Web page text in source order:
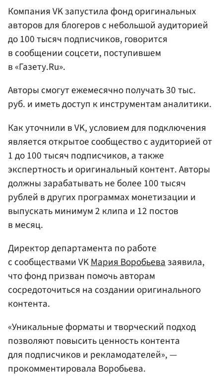
Компания VK запустила фонд оригинальных
авторов для блогеров с небольшой аудиторией
до 100 тысяч подписчиков, говорится
в сообщении соцсети, поступившем
в «Газету.Ru».
Авторы смогут ежемесячно получать 30 тыс.
руб. и иметь доступ к инструментам аналитики.
Как уточнили в VK, условием для подключения
является открытое сообщество с аудиторией от
1 до 100 тысяч подписчиков, а также
экспертность и оригинальный контент. Авторы
должны зарабатывать не более 100 тысяч
рублей в других программах монетизации и
выпускать минимум 2 клипа и 12 постов
в месяц.
Директор департамента по работе
с сообществами VKМария Воробьевазаявила,
что фонд призван помочь авторам
сосредоточиться на создании оригинального
контента.
«Уникальные форматы и творческий подход
позволяют повысить ценность контента
для подписчиков и рекламодателей», —
прокомментировала Воробьева.